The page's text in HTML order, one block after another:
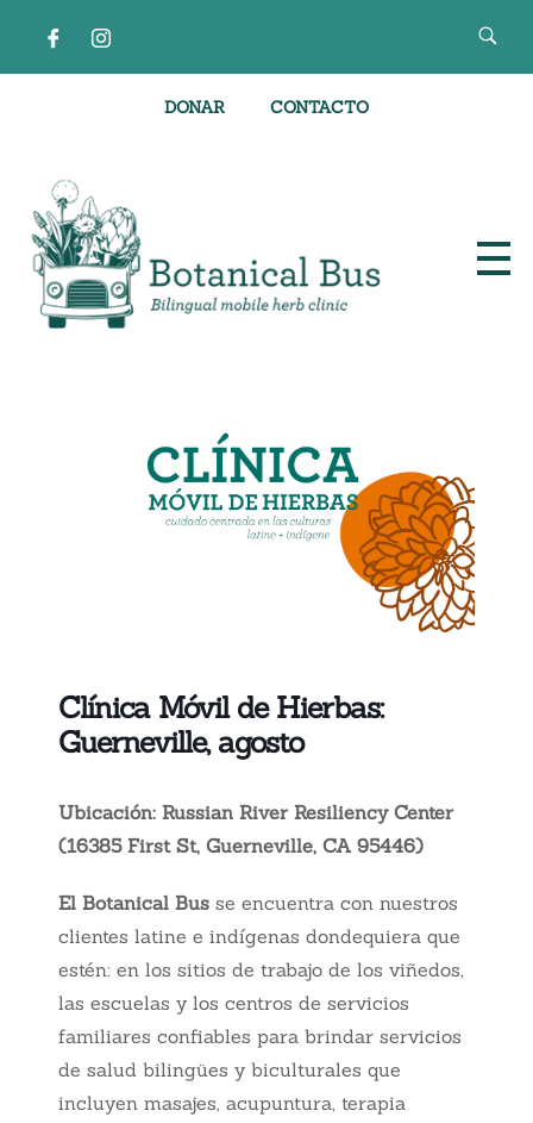
DONAR CONTACTO
Clínica Móvil de Hierbas:
Guerneville, agosto
Ubicación: Russian River Resiliency Center
(16385 First St, Guerneville, CA 95446)
El Botanical Bus se encuentra con nuestros
clientes latine e indígenas dondequiera que
estén: en los sitios de trabajo de los viñedos,
las escuelas y los centros de servicios
familiares confiables para brindar servicios
de salud bilingües y biculturales que
incluyen masajes, acupuntura, terapia